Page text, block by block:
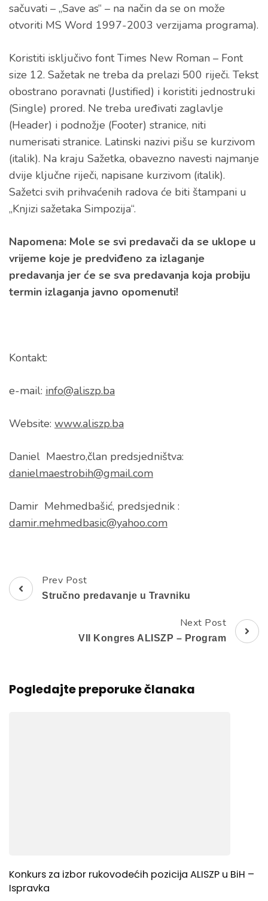
sačuvati – „Save as“ – na način da se on može
otvoriti MS Word 1997-2003 verzijama programa).
Koristiti isključivo font Times New Roman – Font
size 12. Sažetak ne treba da prelazi 500 riječi. Tekst
obostrano poravnati (Justified) i koristiti jednostruki
(Single) prored. Ne treba uređivati zaglavlje
(Header) i podnožje (Footer) stranice, niti
numerisati stranice. Latinski nazivi pišu se kurzivom
(italik). Na kraju Sažetka, obavezno navesti najmanje
dvije ključne riječi, napisane kurzivom (italik).
Sažetci svih prihvaćenih radova će biti štampani u
„Knjizi sažetaka Simpozija“.
Napomena: Mole se svi predavači da se uklope u
vrijeme koje je predviđeno za izlaganje
predavanja jer će se sva predavanja koja probiju
termin izlaganja javno opomenuti!
Kontakt:
e-mail: info@aliszp.ba
Website: www.aliszp.ba
Daniel Maestro,član predsjedništva:
danielmaestrobih@gmail.com
Damir Mehmedbašić, predsjednik :
damir.mehmedbasic@yahoo.com
Post
Prev Post
Stručno predavanje u Travniku
Next Post
VII Kongres ALISZP – Program
Pogledajte preporuke članaka
Konkurs za izbor rukovodećih pozicija ALISZP u BiH –
Ispravka